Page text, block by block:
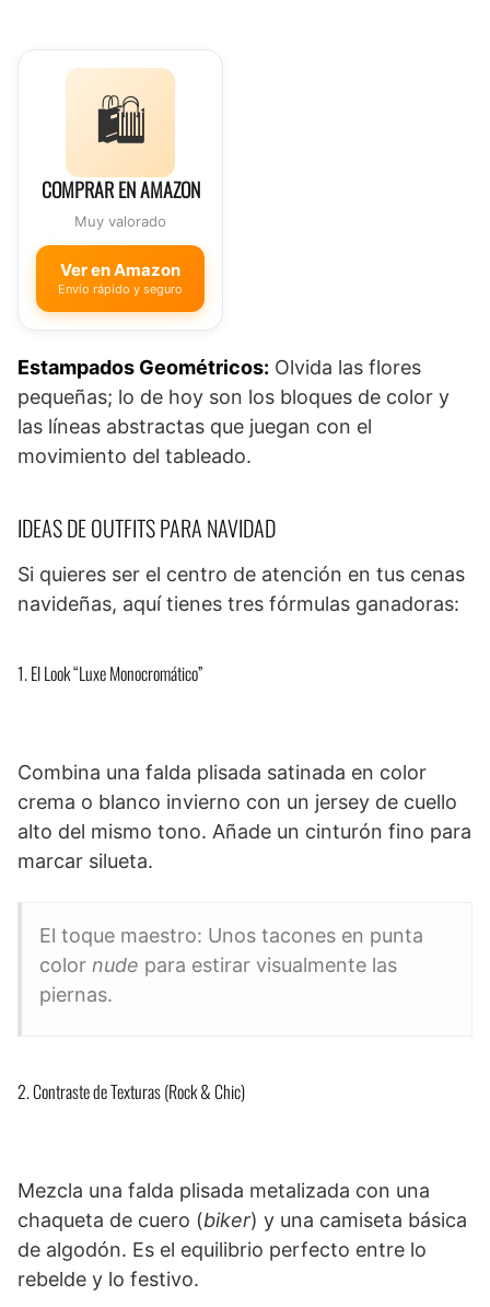
🛍️
COMPRAR EN AMAZON
Muy valorado
Ver en Amazon
Envío rápido y seguro
Estampados Geométricos: Olvida las flores
pequeñas; lo de hoy son los bloques de color y
las líneas abstractas que juegan con el
movimiento del tableado.
IDEAS DE OUTFITS PARA NAVIDAD
Si quieres ser el centro de atención en tus cenas
navideñas, aquí tienes tres fórmulas ganadoras:
1. El Look “Luxe Monocromático”
Combina una falda plisada satinada en color
crema o blanco invierno con un jersey de cuello
alto del mismo tono. Añade un cinturón fino para
marcar silueta.
El toque maestro: Unos tacones en punta
color nude para estirar visualmente las
piernas.
2. Contraste de Texturas (Rock & Chic)
Mezcla una falda plisada metalizada con una
chaqueta de cuero (biker) y una camiseta básica
de algodón. Es el equilibrio perfecto entre lo
rebelde y lo festivo.